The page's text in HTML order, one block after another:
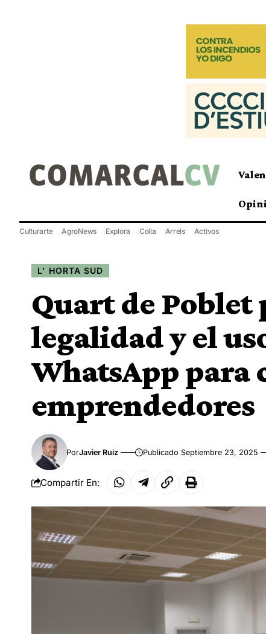
Culturarte AgroNews Explora Colla Arrels Activos
L' HORTA SUD
Quart de Poblet
legalidad y el
WhatsApp para
emprendedores
PorJavier Ruiz Publicado Septiembre 23, 2025
Compartir En: